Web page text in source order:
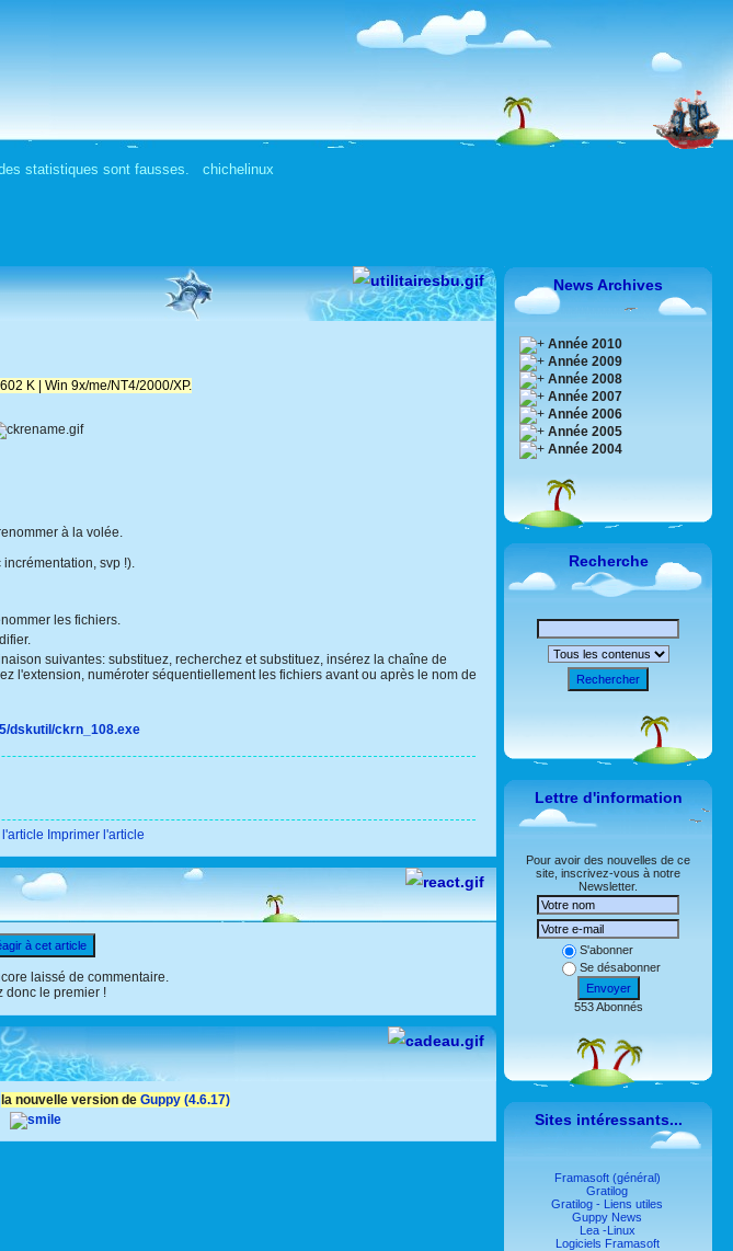
statistiques sont fausses. chichelinux
K | Win 9x/me/NT4/2000/XP.
à la volée.
svp !).
les fichiers.
suivantes: substituez, recherchez et substituez, insérez la chaîne de
l'extension, numéroter séquentiellement les fichiers avant ou après le nom de
dskutil/ckrn_108.exe
Imprimer l'article
à cet article
laissé de commentaire.
donc le premier !
la nouvelle version de Guppy (4.6.17)
News Archives
Année 2010
Année 2009
Année 2008
Année 2007
Année 2006
Année 2005
Année 2004
Recherche
Rechercher
Lettre d'information
Pour avoir des nouvelles de ce
site, inscrivez-vous à notre
Newsletter.
S'abonner
Se désabonner
Envoyer
553 Abonnés
Sites intéressants...
Framasoft (général)
Gratilog
Gratilog - Liens utiles
Guppy News
Lea -Linux
Logiciels Framasoft